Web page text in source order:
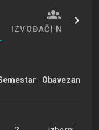
IZVOĐAČI NASTAVE
Obavezan